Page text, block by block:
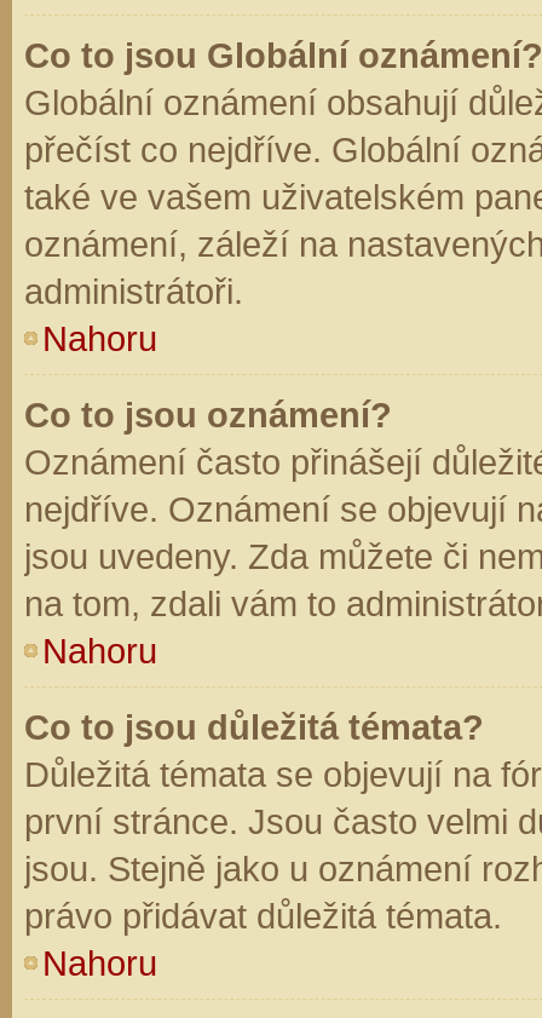
Co to jsou Globální oznámení?
Globální oznámení obsahují
přečíst co nejdříve. Globální
také ve vašem uživatelském
oznámení, záleží na
administrátoři.
Nahoru
Co to jsou oznámení?
Oznámení často přinášejí
nejdříve. Oznámení se objevují
jsou uvedeny. Zda můžete či
na tom, zdali vám to
Nahoru
Co to jsou důležitá témata?
Důležitá témata se objevují na
první stránce. Jsou často velmi
jsou. Stejně jako u oznámení
právo přidávat důležitá témata.
Nahoru